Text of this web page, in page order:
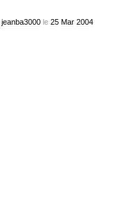
jeanba3000le 25 Mar 2004